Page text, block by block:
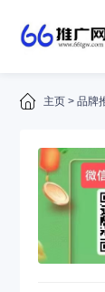
主页 > 品牌